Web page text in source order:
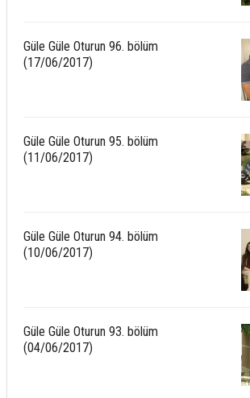
Güle Güle Oturun 96. bölüm
(17/06/2017)
Güle Güle Oturun 95. bölüm
(11/06/2017)
Güle Güle Oturun 94. bölüm
(10/06/2017)
Güle Güle Oturun 93. bölüm
(04/06/2017)